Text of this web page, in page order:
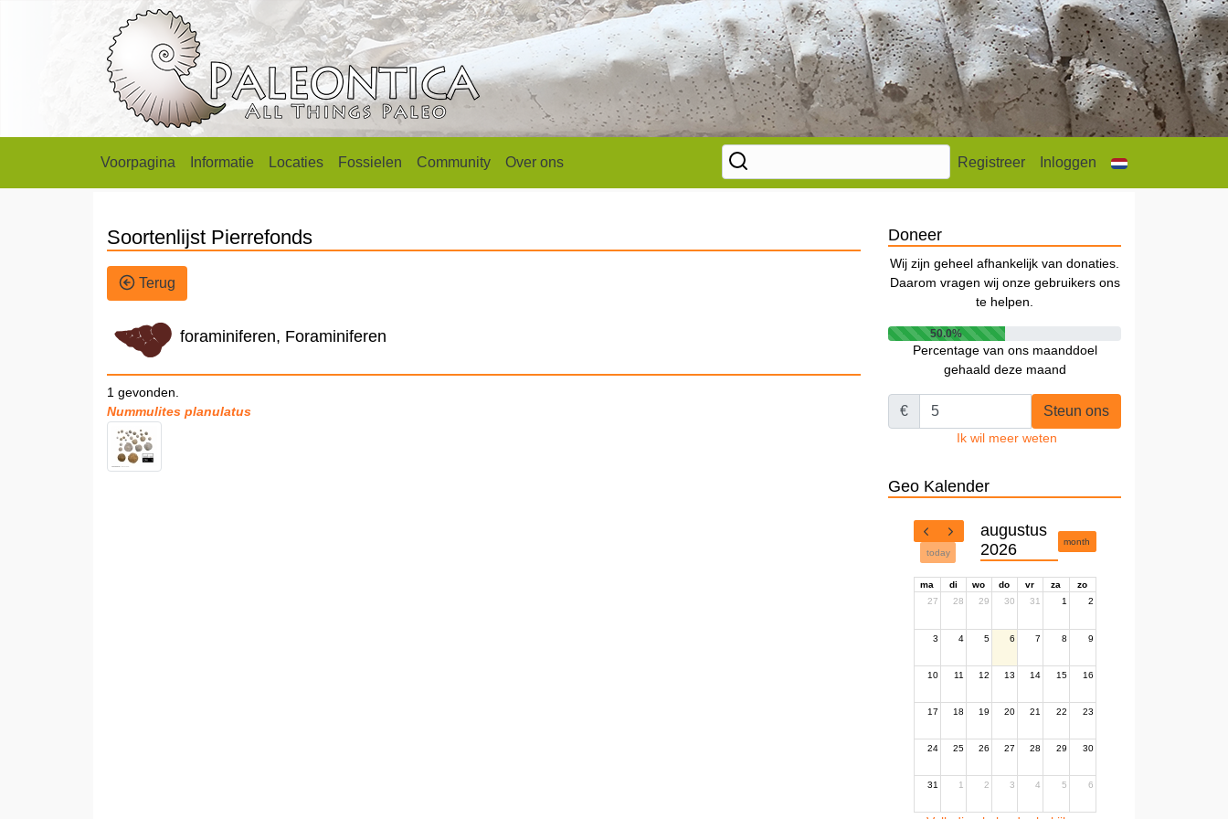
Voorpagina Informatie Locaties Fossielen Community Over ons Registreer Inloggen
Soortenlijst Pierrefonds
Terug
foraminiferen, Foraminiferen
1 gevonden.
Nummulites planulatus
Doneer
Wij zijn geheel afhankelijk van donaties.
Daarom vragen wij onze gebruikers ons
te helpen.
50.0%
Percentage van ons maanddoel
gehaald deze maand
€ Steun ons
Ik wil meer weten
Geo Kalender
today
augustus
2026
month
ma di wo do vr za
zo
27
28 29 30 31 1 2
3 4 5 6 7 8 9
10 11 12 13 14 15 16
17 18 19 20 21 22 23
24 25 26 27 28 29 30
31 1 2 3 4 5 6